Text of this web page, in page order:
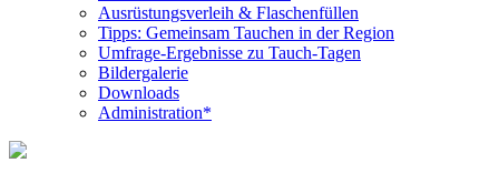
Ausrüstungsverleih & Flaschenfüllen
Tipps: Gemeinsam Tauchen in der Region
Umfrage-Ergebnisse zu Tauch-Tagen
Bildergalerie
Downloads
Administration*